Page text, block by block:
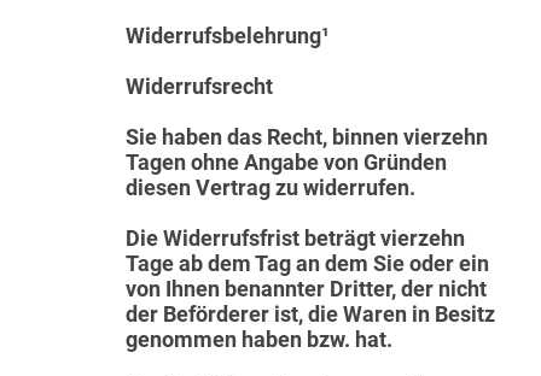
Widerrufsbelehrung¹
Widerrufsrecht
Sie haben das Recht, binnen vierzehn
Tagen ohne Angabe von Gründen
diesen Vertrag zu widerrufen.
Die Widerrufsfrist beträgt vierzehn
Tage ab dem Tag an dem Sie oder ein
von Ihnen benannter Dritter, der nicht
der Beförderer ist, die Waren in Besitz
genommen haben bzw. hat.